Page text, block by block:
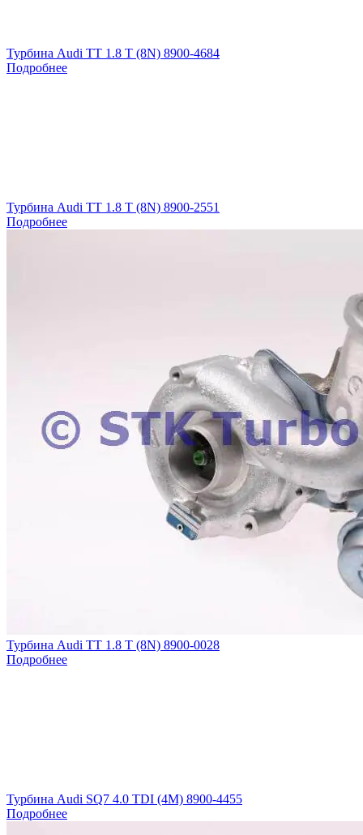
Турбина Audi TT 1.8 T (8N) 8900-4684
Подробнее
Турбина Audi TT 1.8 T (8N) 8900-2551
Подробнее
Турбина Audi TT 1.8 T (8N) 8900-0028
Подробнее
Турбина Audi SQ7 4.0 TDI (4M) 8900-4455
Подробнее